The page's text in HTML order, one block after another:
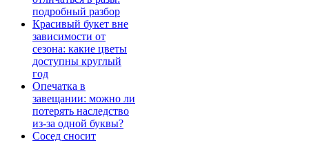
подробный разбор
Красивый букет вне
зависимости от
сезона: какие цветы
доступны круглый
год
Опечатка в
завещании: можно ли
потерять наследство
из-за одной буквы?
Сосед сносит